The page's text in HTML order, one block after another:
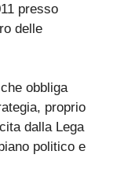
presso
delle
obbliga
proprio
dalla Lega
politico e